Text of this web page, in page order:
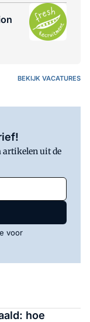
BEKIJK VACATURES
artikelen uit de
voor
hoe